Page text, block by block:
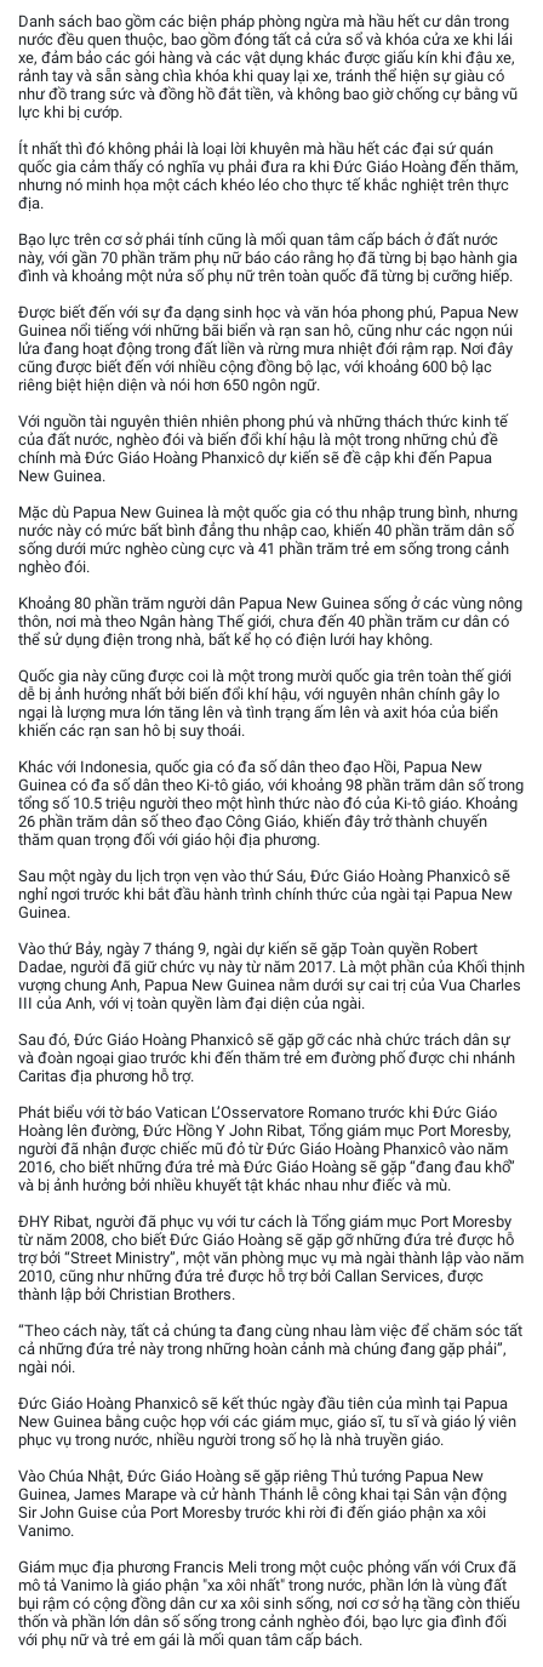
Danh sách bao gồm các biện pháp phòng ngừa mà hầu hết cư dân trong
nước đều quen thuộc, bao gồm đóng tất cả cửa sổ và khóa cửa xe khi lái
xe, đảm bảo các gói hàng và các vật dụng khác được giấu kín khi đậu xe,
rảnh tay và sẵn sàng chìa khóa khi quay lại xe, tránh thể hiện sự giàu có
như đồ trang sức và đồng hồ đắt tiền, và không bao giờ chống cự bằng vũ
lực khi bị cướp.
Ít nhất thì đó không phải là loại lời khuyên mà hầu hết các đại sứ quán
quốc gia cảm thấy có nghĩa vụ phải đưa ra khi Đức Giáo Hoàng đến thăm,
nhưng nó minh họa một cách khéo léo cho thực tế khắc nghiệt trên thực
địa.
Bạo lực trên cơ sở phái tính cũng là mối quan tâm cấp bách ở đất nước
này, với gần 70 phần trăm phụ nữ báo cáo rằng họ đã từng bị bạo hành gia
đình và khoảng một nửa số phụ nữ trên toàn quốc đã từng bị cưỡng hiếp.
Được biết đến với sự đa dạng sinh học và văn hóa phong phú, Papua New
Guinea nổi tiếng với những bãi biển và rạn san hô, cũng như các ngọn núi
lửa đang hoạt động trong đất liền và rừng mưa nhiệt đới rậm rạp. Nơi đây
cũng được biết đến với nhiều cộng đồng bộ lạc, với khoảng 600 bộ lạc
riêng biệt hiện diện và nói hơn 650 ngôn ngữ.
Với nguồn tài nguyên thiên nhiên phong phú và những thách thức kinh tế
của đất nước, nghèo đói và biến đổi khí hậu là một trong những chủ đề
chính mà Đức Giáo Hoàng Phanxicô dự kiến sẽ đề cập khi đến Papua
New Guinea.
Mặc dù Papua New Guinea là một quốc gia có thu nhập trung bình, nhưng
nước này có mức bất bình đẳng thu nhập cao, khiến 40 phần trăm dân số
sống dưới mức nghèo cùng cực và 41 phần trăm trẻ em sống trong cảnh
nghèo đói.
Khoảng 80 phần trăm người dân Papua New Guinea sống ở các vùng nông
thôn, nơi mà theo Ngân hàng Thế giới, chưa đến 40 phần trăm cư dân có
thể sử dụng điện trong nhà, bất kể họ có điện lưới hay không.
Quốc gia này cũng được coi là một trong mười quốc gia trên toàn thế giới
dễ bị ảnh hưởng nhất bởi biến đổi khí hậu, với nguyên nhân chính gây lo
ngại là lượng mưa lớn tăng lên và tình trạng ấm lên và axit hóa của biển
khiến các rạn san hô bị suy thoái.
Khác với Indonesia, quốc gia có đa số dân theo đạo Hồi, Papua New
Guinea có đa số dân theo Ki-tô giáo, với khoảng 98 phần trăm dân số trong
tổng số 10.5 triệu người theo một hình thức nào đó của Ki-tô giáo. Khoảng
26 phần trăm dân số theo đạo Công Giáo, khiến đây trở thành chuyến
thăm quan trọng đối với giáo hội địa phương.
Sau một ngày du lịch trọn vẹn vào thứ Sáu, Đức Giáo Hoàng Phanxicô sẽ
nghỉ ngơi trước khi bắt đầu hành trình chính thức của ngài tại Papua New
Guinea.
Vào thứ Bảy, ngày 7 tháng 9, ngài dự kiến sẽ gặp Toàn quyền Robert
Dadae, người đã giữ chức vụ này từ năm 2017. Là một phần của Khối thịnh
vượng chung Anh, Papua New Guinea nằm dưới sự cai trị của Vua Charles
III của Anh, với vị toàn quyền làm đại diện của ngài.
Sau đó, Đức Giáo Hoàng Phanxicô sẽ gặp gỡ các nhà chức trách dân sự
và đoàn ngoại giao trước khi đến thăm trẻ em đường phố được chi nhánh
Caritas địa phương hỗ trợ.
Phát biểu với tờ báo Vatican L’Osservatore Romano trước khi Đức Giáo
Hoàng lên đường, Đức Hồng Y John Ribat, Tổng giám mục Port Moresby,
người đã nhận được chiếc mũ đỏ từ Đức Giáo Hoàng Phanxicô vào năm
2016, cho biết những đứa trẻ mà Đức Giáo Hoàng sẽ gặp “đang đau khổ”
và bị ảnh hưởng bởi nhiều khuyết tật khác nhau như điếc và mù.
ĐHY Ribat, người đã phục vụ với tư cách là Tổng giám mục Port Moresby
từ năm 2008, cho biết Đức Giáo Hoàng sẽ gặp gỡ những đứa trẻ được hỗ
trợ bởi “Street Ministry”, một văn phòng mục vụ mà ngài thành lập vào năm
2010, cũng như những đứa trẻ được hỗ trợ bởi Callan Services, được
thành lập bởi Christian Brothers.
“Theo cách này, tất cả chúng ta đang cùng nhau làm việc để chăm sóc tất
cả những đứa trẻ này trong những hoàn cảnh mà chúng đang gặp phải”,
ngài nói.
Đức Giáo Hoàng Phanxicô sẽ kết thúc ngày đầu tiên của mình tại Papua
New Guinea bằng cuộc họp với các giám mục, giáo sĩ, tu sĩ và giáo lý viên
phục vụ trong nước, nhiều người trong số họ là nhà truyền giáo.
Vào Chúa Nhật, Đức Giáo Hoàng sẽ gặp riêng Thủ tướng Papua New
Guinea, James Marape và cử hành Thánh lễ công khai tại Sân vận động
Sir John Guise của Port Moresby trước khi rời đi đến giáo phận xa xôi
Vanimo.
Giám mục địa phương Francis Meli trong một cuộc phỏng vấn với Crux đã
mô tả Vanimo là giáo phận "xa xôi nhất" trong nước, phần lớn là vùng đất
bụi rậm có cộng đồng dân cư xa xôi sinh sống, nơi cơ sở hạ tầng còn thiếu
thốn và phần lớn dân số sống trong cảnh nghèo đói, bạo lực gia đình đối
với phụ nữ và trẻ em gái là mối quan tâm cấp bách.